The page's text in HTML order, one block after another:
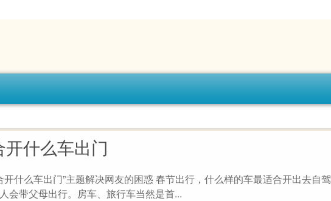
什么车出门
开什么车出门”主题解决网友的困惑 春节出行，什么样的车最适合开出去自驾
会带父母出行。房车、旅行车当然是首...